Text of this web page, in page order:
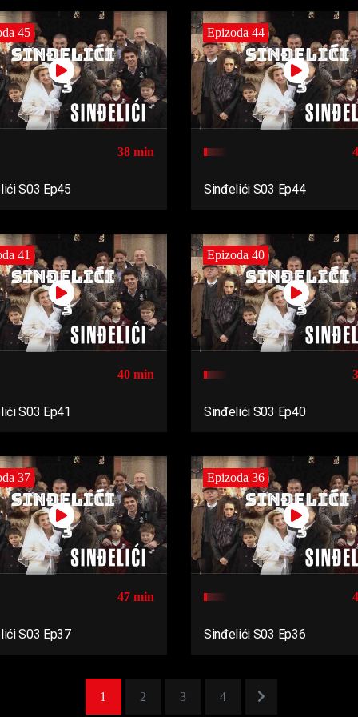
45
38 min
S03 Ep45
Epizoda 44
Sinđelići S03 Ep44
41
40 min
S03 Ep41
Epizoda 40
Sinđelići S03 Ep40
37
47 min
S03 Ep37
Epizoda 36
Sinđelići S03 Ep36
1 2 3 4